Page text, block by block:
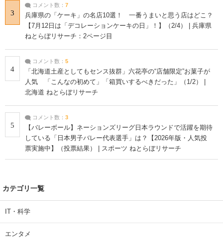
3
コメント数： 7
兵庫県の「ケーキ」の名店10選！ 一番うまいと思う店はどこ？
【7月12日は「デコレーションケーキの日」！】（2/4） | 兵庫県
ねとらぼリサーチ：2ページ目
4
コメント数： 5
「北海道土産としてもセンス抜群」六花亭の“店舗限定”お菓子が
人気 「こんなの初めて」「箱買いするべきだった」（1/2） |
北海道 ねとらぼリサーチ
5
コメント数： 3
【バレーボール】ネーションズリーグ日本ラウンドで活躍を期待
している「日本男子バレー代表選手」は？【2026年版・人気投
票実施中】（投票結果） | スポーツ ねとらぼリサーチ
カテゴリ一覧
IT・科学
エンタメ